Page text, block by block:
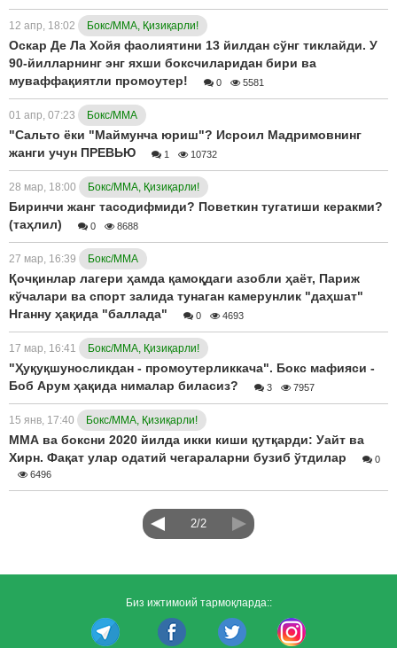
12 апр, 18:02 Бокс/ММА, Қизиқарли!
Оскар Де Ла Хойя фаолиятини 13 йилдан сўнг тиклайди. У
90-йилларнинг энг яхши боксчиларидан бири ва
муваффақиятли промоутер!
0 5581
01 апр, 07:23 Бокс/ММА
"Сальто ёки "Маймунча юриш"? Исроил Мадримовнинг
жанги учун ПРЕВЬЮ
1 10732
28 мар, 18:00 Бокс/ММА, Қизиқарли!
Биринчи жанг тасодифмиди? Поветкин тугатиши керакми?
(таҳлил)
0 8688
27 мар, 16:39 Бокс/ММА
Қочқинлар лагери ҳамда қамоқдаги азобли ҳаёт, Париж
кўчалари ва спорт залида тунаган камерунлик "даҳшат"
Нганну ҳақида "баллада"
0 4693
17 мар, 16:41 Бокс/ММА, Қизиқарли!
"Ҳуқуқшуносликдан - промоутерликкача". Бокс мафияси -
Боб Арум ҳақида нималар биласиз?
3 7957
15 янв, 17:40 Бокс/ММА, Қизиқарли!
ММА ва боксни 2020 йилда икки киши қутқарди: Уайт ва
Хирн. Фақат улар одатий чегараларни бузиб ўтдилар
0
6496
2/2
Биз ижтимоий тармоқларда::